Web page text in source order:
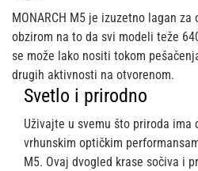
MONARCH M5 je izuzetno lagan za
obzirom na to da svi modeli teže
se može lako nositi tokom
drugih aktivnosti na otvorenom.
Svetlo i prirodno
Uživajte u svemu što priroda ima
vrhunskim optičkim
M5. Ovaj dvogled krase sočiva i